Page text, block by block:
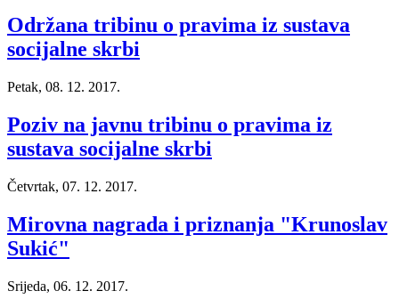
Održana tribinu o pravima iz sustava
socijalne skrbi
Petak, 08. 12. 2017.
Poziv na javnu tribinu o pravima iz
sustava socijalne skrbi
Četvrtak, 07. 12. 2017.
Mirovna nagrada i priznanja "Krunoslav
Sukić"
Srijeda, 06. 12. 2017.